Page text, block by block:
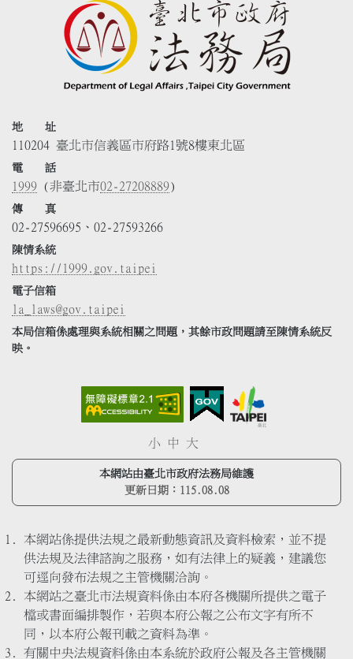
地 址
110204 臺北市信義區市府路1號8樓東北區
電 話
1999 (非臺北市02-27208889)
傳 真
02-27596695、02-27593266
陳情系統
https://1999.gov.taipei
電子信箱
la_laws@gov.taipei
本局信箱係處理與系統相關之問題，其餘市政問題請至陳情系統反
映。
小 中 大
本網站由臺北市政府法務局維護
更新日期： 115.08.08
本網站係提供法規之最新動態資訊及資料檢索，並不提
供法規及法律諮詢之服務，如有法律上的疑義，建議您
可逕向發布法規之主管機關洽詢。
本網站之臺北市法規資料係由本府各機關所提供之電子
檔或書面編排製作，若與本府公報之公布文字有所不
同，以本府公報刊載之資料為準。
有關中央法規資料係由本系統於政府公報及各主管機關